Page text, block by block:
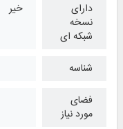
دارای
نسخه
شبکه ای
خیر
شناسه
فضای
مورد نیاز